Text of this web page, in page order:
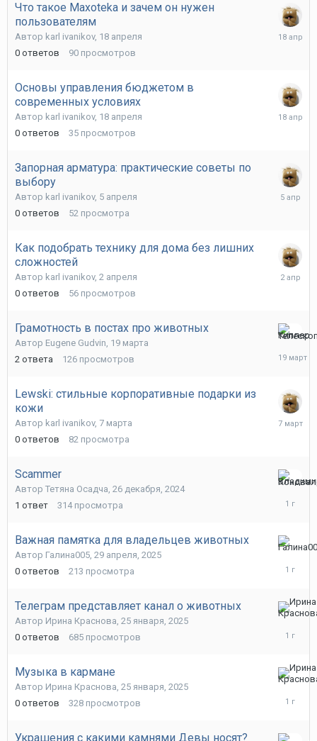
Что такое Maxoteka и зачем он нужен
пользователям
Автор karl ivanikov, 18 апреля
0 ответов 90 просмотров
18
Основы управления бюджетом в
современных условиях
Автор karl ivanikov, 18 апреля
0 ответов 35 просмотров
18
Запорная арматура: практические советы по
выбору
Автор karl ivanikov, 5 апреля
0 ответов 52 просмотра
5
Как подобрать технику для дома без лишних
сложностей
Автор karl ivanikov, 2 апреля
0 ответов 56 просмотров
2
Грамотность в постах про животных
Автор Eugene Gudvin, 19 марта
2 ответа 126 просмотров
19
марта
Lewski: стильные корпоративные подарки из
кожи
Автор karl ivanikov, 7 марта
0 ответов 82 просмотра
7
Scammer
Автор Тетяна Осадча, 26 декабря, 2024
1 ответ 314 просмотра
30
апреля,
Важная памятка для владельцев животных
Автор Галина005, 29 апреля, 2025
0 ответов 213 просмотра
29
апреля,
Телеграм представляет канал о животных
Автор Ирина Краснова, 25 января, 2025
0 ответов 685 просмотров
25
января,
Музыка в кармане
Автор Ирина Краснова, 25 января, 2025
0 ответов 328 просмотров
25
января,
Украшения с какими камнями Девы носят?